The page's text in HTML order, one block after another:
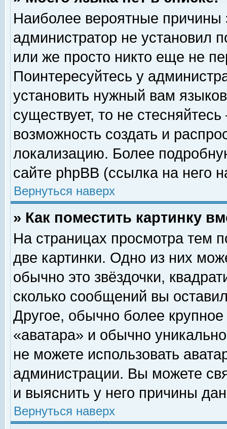
Наиболее вероятные причины
администратор не установил
или же просто никто еще не
Поинтересуйтесь у
установить нужный вам
существует, то не
возможность создать и
локализацию. Более
сайте phpBB (ссылка на него
Вернуться наверх
» Как поместить картинку
На страницах просмотра тем
две картинки. Одно из них
обычно это звёздочки,
сколько сообщений вы
Другое, обычно более
«аватара» и обычно
не можете использовать
администрации. Вы можете
и выяснить у него причины
Вернуться наверх